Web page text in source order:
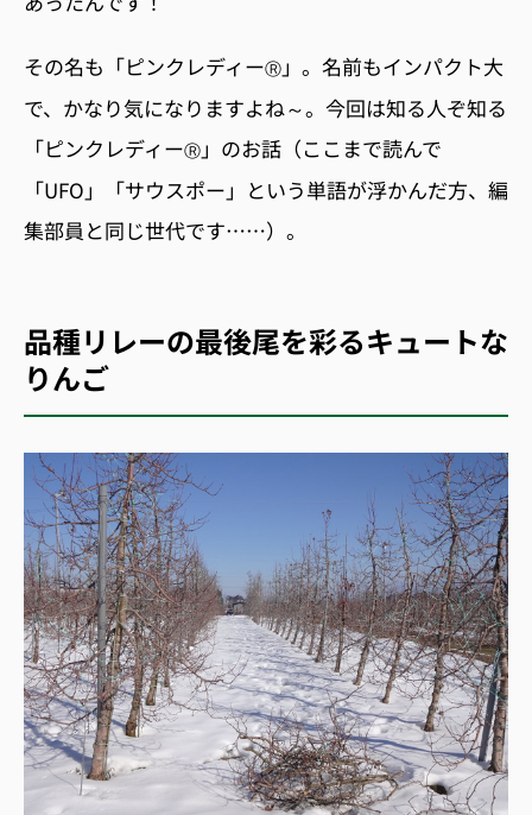
その名も「ピンクレディーⓇ 」。名前もインパクト大
で、かなり気になりますよね～。今回は知る人ぞ知る
「ピンクレディーⓇ 」のお話（ここまで読んで
「UFO」「サウスポー」という単語が浮かんだ方、編
集部員と同じ世代です……）。
品種リレーの最後尾を彩るキュートな
りんご